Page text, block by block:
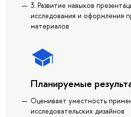
3. Развитие навыков
исследования и оформления
материалов
Планируемые
Оценивает уместность
исследовательских дизайнов